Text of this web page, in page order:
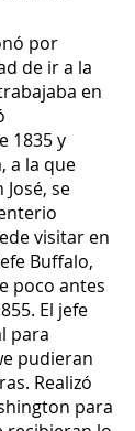
por
de ir a la
en
1835 y
a la que
se
visitar en
Buffalo,
poco antes
El jefe
para
pudieran
Realizó
para